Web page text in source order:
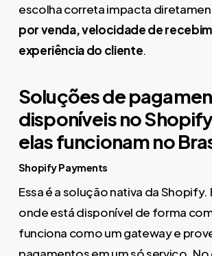
escolha correta impacta
por venda, velocidade de
experiência do cliente.
Soluções de
disponíveis no
elas funcionam no
Shopify Payments
Essa é a solução nativa da Shopify.
onde está disponível de forma
funciona como um gateway e